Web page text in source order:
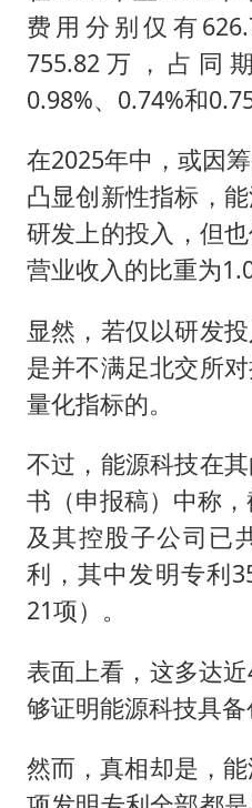
费用分别仅有
755.82万，占同
0.98%、0.74%和
在2025年中，或因
凸显创新性指标，
研发上的投入，但
营业收入的比重为
显然，若仅以研发
是并不满足北交所
量化指标的。
不过，能源科技在
书（申报稿）中称
及其控股子公司已
利，其中发明专利
21项）。
表面上看，这多达
够证明能源科技具备
然而，真相却是，